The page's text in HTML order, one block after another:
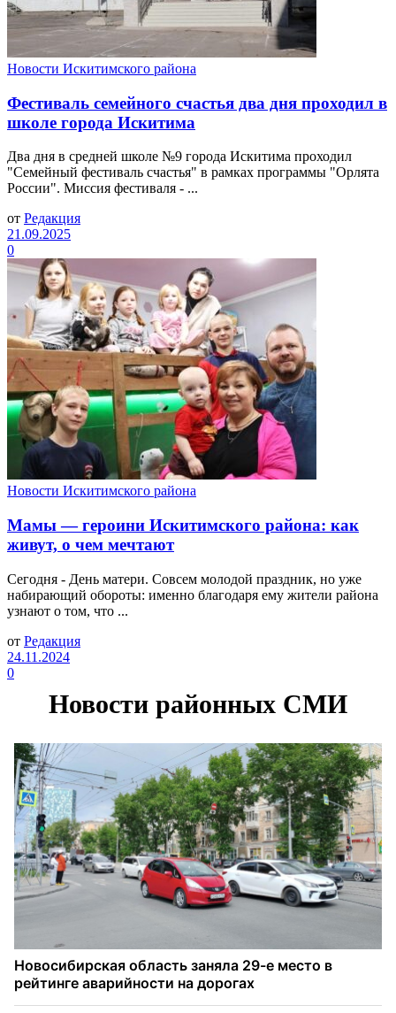
Новости Искитимского района
Фестиваль семейного счастья два дня проходил в
школе города Искитима
Два дня в средней школе №9 города Искитима проходил
"Семейный фестиваль счастья" в рамках программы "Орлята
России". Миссия фестиваля - ...
от Редакция
21.09.2025
0
Новости Искитимского района
Мамы — героини Искитимского района: как
живут, о чем мечтают
Сегодня - День матери. Совсем молодой праздник, но уже
набирающий обороты: именно благодаря ему жители района
узнают о том, что ...
от Редакция
24.11.2024
0